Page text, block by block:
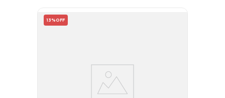
13% OFF